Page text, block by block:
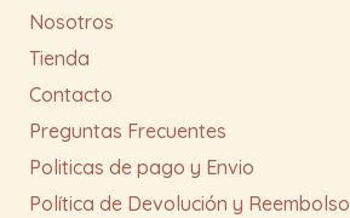
Nosotros
Tienda
Contacto
Preguntas Frecuentes
Politicas de pago y Envio
Política de Devolución y Reembolso